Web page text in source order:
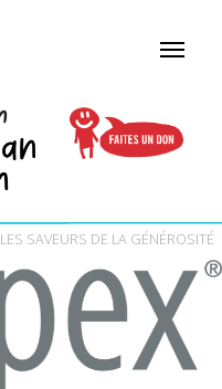
LES SAVEURS DE LA GÉNÉROSITÉ